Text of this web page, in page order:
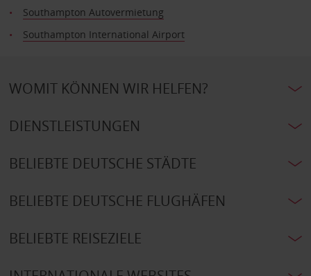
Southampton Autovermietung
Southampton International Airport
WOMIT KÖNNEN WIR HELFEN?
DIENSTLEISTUNGEN
BELIEBTE DEUTSCHE STÄDTE
BELIEBTE DEUTSCHE FLUGHÄFEN
BELIEBTE REISEZIELE